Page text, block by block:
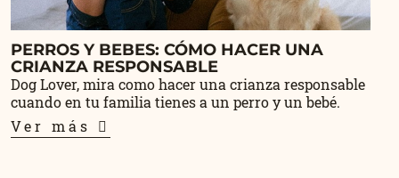
PERROS Y BEBES: CÓMO HACER UNA
CRIANZA RESPONSABLE
Dog Lover, mira como hacer una crianza responsable
cuando en tu familia tienes a un perro y un bebé.
Ver más